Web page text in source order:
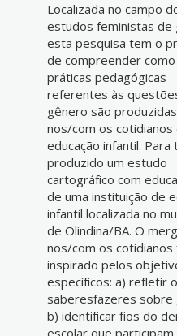
Localizada no campo
estudos feministas de
esta pesquisa tem o
de compreender como
práticas pedagógicas
referentes às
gênero são produzidas
nos/com os cotidianos
educação infantil. Para
produzido um estudo
cartográfico com
de uma instituição de
infantil localizada no
de Olindina/BA. O
nos/com os cotidianos
inspirado pelos
específicos: a) refletir
saberesfazeres sobre
b) identificar fios do